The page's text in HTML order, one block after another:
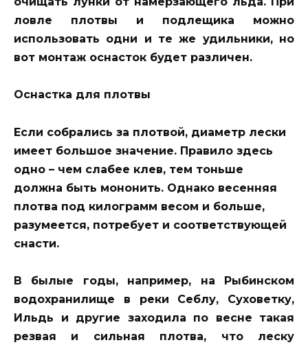
ловле плотвы и подлещика можно
использовать одни и те же удильники, но
вот монтаж оснасток будет различен.
Оснастка для плотвы
Если собрались за плотвой, диаметр лески
имеет большое значение. Правило здесь
одно – чем слабее клев, тем тоньше
должна быть мононить. Однако весенняя
плотва под килограмм весом и больше,
разумеется, потребует и соответствующей
снасти.
В былые годы, например, на Рыбинском
водохранилище в реки Себлу, Суховетку,
Ильдь и другие заходила по весне такая
резвая и сильная плотва, что леску